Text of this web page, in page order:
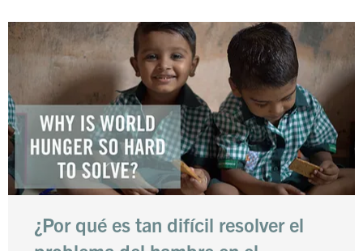
¿Por qué es tan difícil resolver el